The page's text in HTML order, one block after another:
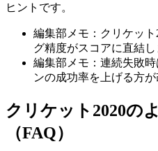
ヒントです。
編集部メモ：クリケッ
グ精度がスコアに直結し
編集部メモ：連続失敗
ンの成功率を上げる方が
クリケット2020の
（FAQ）